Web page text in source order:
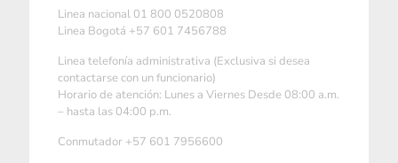
Linea nacional 01 800 0520808
Linea Bogotá +57 601 7456788
Linea telefonía administrativa (Exclusiva si desea
contactarse con un funcionario)
Horario de atención: Lunes a Viernes Desde 08:00 a.m.
– hasta las 04:00 p.m.
Conmutador +57 601 7956600